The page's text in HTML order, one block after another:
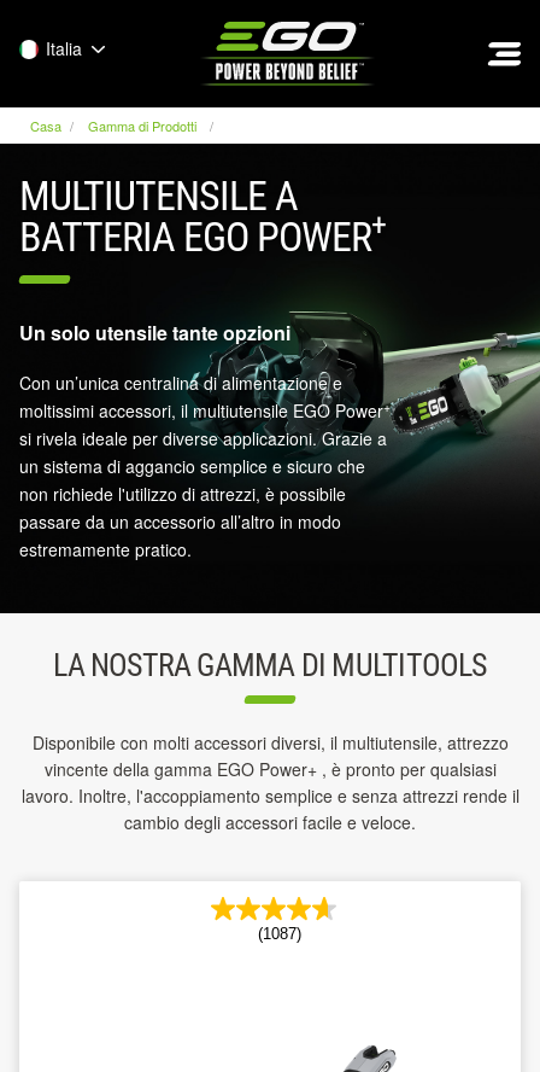
Italia
Casa Gamma di Prodotti
MULTIUTENSILE A
BATTERIA EGO POWER+
Un solo utensile tante opzioni
Con un’unica centralina di alimentazione e
moltissimi accessori, il multiutensile EGO Power+
si rivela ideale per diverse applicazioni. Grazie a
un sistema di aggancio semplice e sicuro che
non richiede l'utilizzo di attrezzi, è possibile
passare da un accessorio all’altro in modo
estremamente pratico.
LA NOSTRA GAMMA DI MULTITOOLS
Disponibile con molti accessori diversi, il multiutensile, attrezzo
vincente della gamma EGO Power+ , è pronto per qualsiasi
lavoro. Inoltre, l'accoppiamento semplice e senza attrezzi rende il
cambio degli accessori facile e veloce.
(1087)